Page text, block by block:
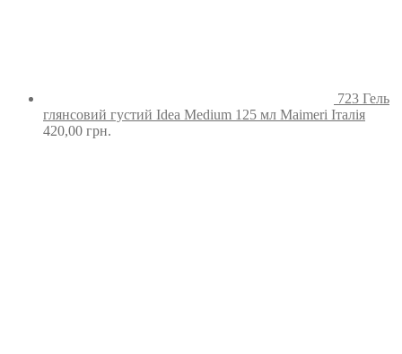
723 Гель
глянсовий густий Idea Medium 125 мл Maimeri Італія
420,00 грн.